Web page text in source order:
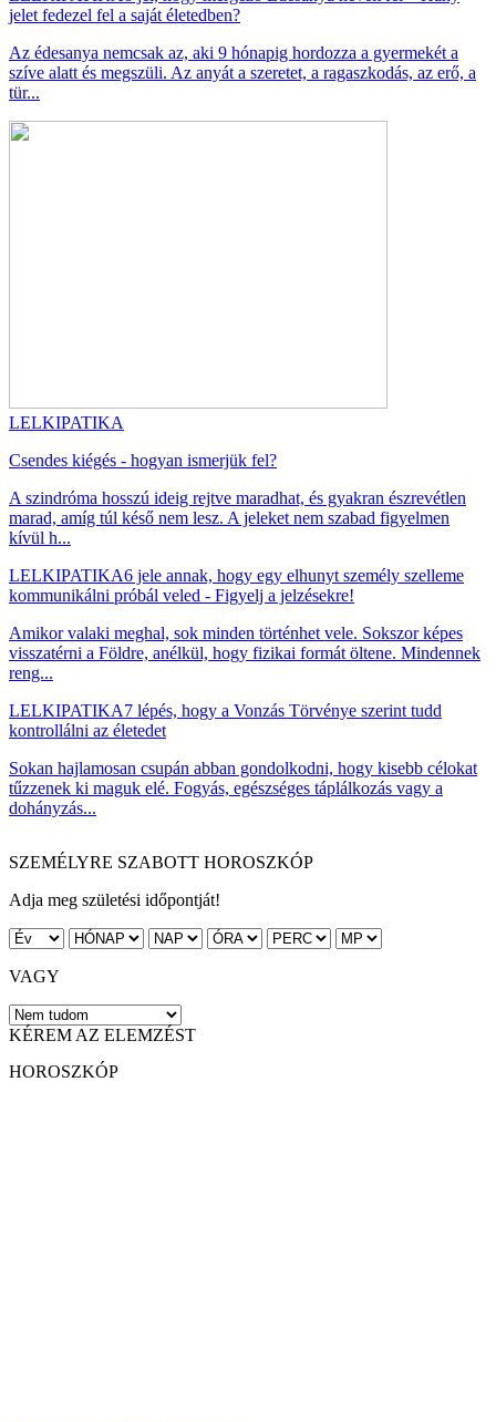
jelet fedezel fel a saját életedben?
Az édesanya nemcsak az, aki 9 hónapig hordozza a gyermekét a
szíve alatt és megszüli. Az anyát a szeretet, a ragaszkodás, az erő, a
tür...
LELKIPATIKA
Csendes kiégés - hogyan ismerjük fel?
A szindróma hosszú ideig rejtve maradhat, és gyakran észrevétlen
marad, amíg túl késő nem lesz. A jeleket nem szabad figyelmen
kívül h...
LELKIPATIKA6 jele annak, hogy egy elhunyt személy szelleme
kommunikálni próbál veled - Figyelj a jelzésekre!
Amikor valaki meghal, sok minden történhet vele. Sokszor képes
visszatérni a Földre, anélkül, hogy fizikai formát öltene. Mindennek
reng...
LELKIPATIKA7 lépés, hogy a Vonzás Törvénye szerint tudd
kontrollálni az életedet
Sokan hajlamosan csupán abban gondolkodni, hogy kisebb célokat
tűzzenek ki maguk elé. Fogyás, egészséges táplálkozás vagy a
dohányzás...
SZEMÉLYRE SZABOTT HOROSZKÓP
Adja meg születési időpontját!
VAGY
KÉREM AZ ELEMZÉST
HOROSZKÓP